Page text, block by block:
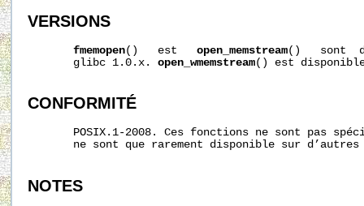
VERSIONS
fmemopen()   est open_memstream()   sont
       glibc 1.0.x.
open_wmemstream() est
CONFORMITÉ
POSIX.1-2008. Ces fonctions ne sont pas
ne sont que rarement disponible sur d’autres
NOTES